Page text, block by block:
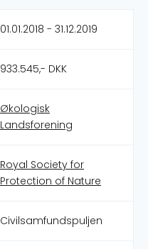
01.01.2018 - 31.12.2019
933.545,- DKK
Økologisk
Landsforening
Royal Society for
Protection of Nature
Civilsamfundspuljen